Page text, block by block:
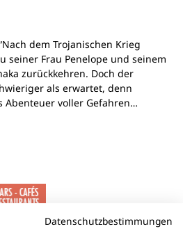
dem Trojanischen Krieg
seiner Frau Penelope und seinem
zurückkehren. Doch der
als erwartet, denn
Abenteuer voller Gefahren…
Datenschutzbestimmungen